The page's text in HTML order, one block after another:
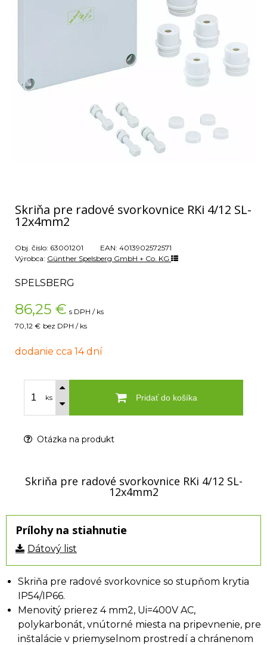
Skriňa pre radové svorkovnice RKi 4/12 SL-
12x4mm2
Obj. čislo: 63001201 EAN: 4013902572571
Výrobca: Günther Spelsberg GmbH + Co. KG
SPELSBERG
86,25 € s DPH / ks
70,12 € bez DPH / ks
dodanie cca 14 dní
ks Pridať do košíka
Otázka na produkt
Skriňa pre radové svorkovnice RKi 4/12 SL-
12x4mm2
Prílohy na stiahnutie
Dátový list
Skriňa pre radové svorkovnice so stupňom krytia
IP54/IP66.
Menovitý prierez 4 mm2, Ui=400V AC,
polykarbonát, vnútorné miesta na pripevnenie, pre
inštalácie v priemyselnom prostredí a chránenom